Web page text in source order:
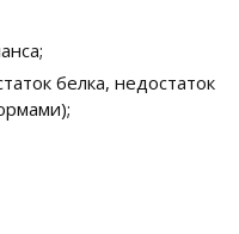
белка, недостаток